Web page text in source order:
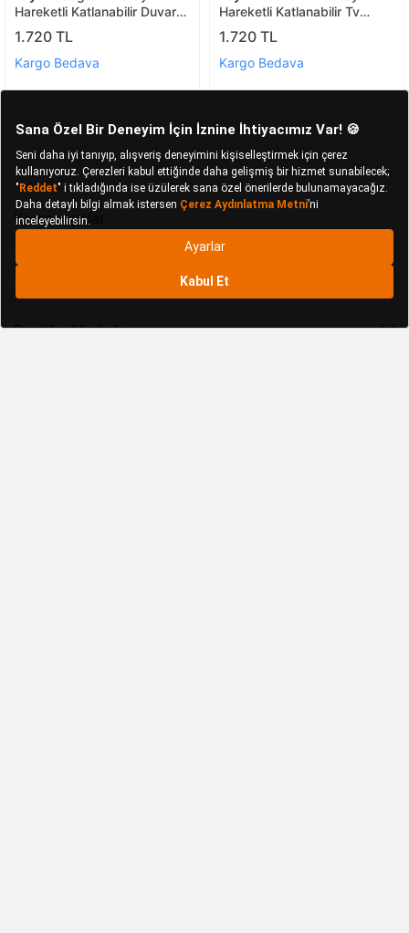
Hareketli Katlanabilir Duvar
Askı Aparatı- Kaliteli
1.720 TL
Kargo Bedava
Hareketli Katlanabilir Tv
Duvar Askı Aparatı- Kaliteli
1.720 TL
Kargo Bedava
Kampanyalar
Popüler Kategoriler
Popüler Markalar